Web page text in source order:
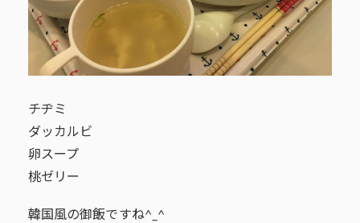
チヂミ
ダッカルビ
卵スープ
桃ゼリー
韓国風の御飯ですね^_^